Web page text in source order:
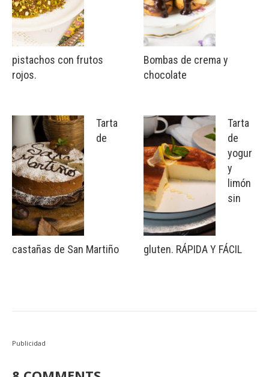
pistachos con frutos
rojos.
Tarta
de
castañas de San Martiño
Bombas de crema y
chocolate
Tarta
de
yogur
y
limón
sin
gluten. RÁPIDA Y FÁCIL
Publicidad